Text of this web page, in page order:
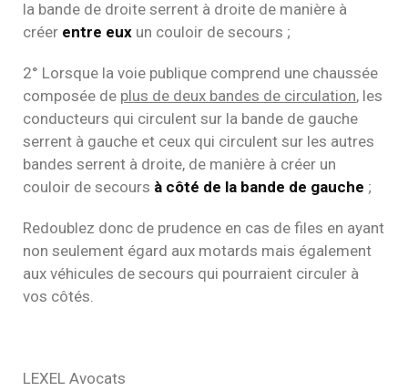
la bande de droite serrent à droite de manière à
créer entre eux un couloir de secours ;
2° Lorsque la voie publique comprend une chaussée
composée de plus de deux bandes de circulation, les
conducteurs qui circulent sur la bande de gauche
serrent à gauche et ceux qui circulent sur les autres
bandes serrent à droite, de manière à créer un
couloir de secours à côté de la bande de gauche ;
Redoublez donc de prudence en cas de files en ayant
non seulement égard aux motards mais également
aux véhicules de secours qui pourraient circuler à
vos côtés.
LEXEL Avocats